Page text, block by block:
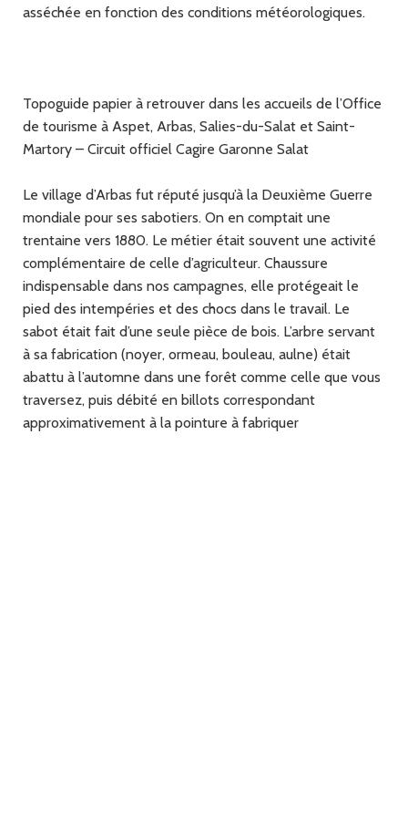
asséchée en fonction des conditions météorologiques.
Topoguide papier à retrouver dans les accueils de l’Office
de tourisme à Aspet, Arbas, Salies-du-Salat et Saint-
Martory – Circuit officiel Cagire Garonne Salat
Le village d’Arbas fut réputé jusqu’à la Deuxième Guerre
mondiale pour ses sabotiers. On en comptait une
trentaine vers 1880. Le métier était souvent une activité
complémentaire de celle d’agriculteur. Chaussure
indispensable dans nos campagnes, elle protégeait le
pied des intempéries et des chocs dans le travail. Le
sabot était fait d’une seule pièce de bois. L’arbre servant
à sa fabrication (noyer, ormeau, bouleau, aulne) était
abattu à l’automne dans une forêt comme celle que vous
traversez, puis débité en billots correspondant
approximativement à la pointure à fabriquer